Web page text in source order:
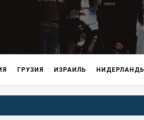
ГРУЗИЯ ИЗРАИЛЬ НИДЕРЛАНДЫ